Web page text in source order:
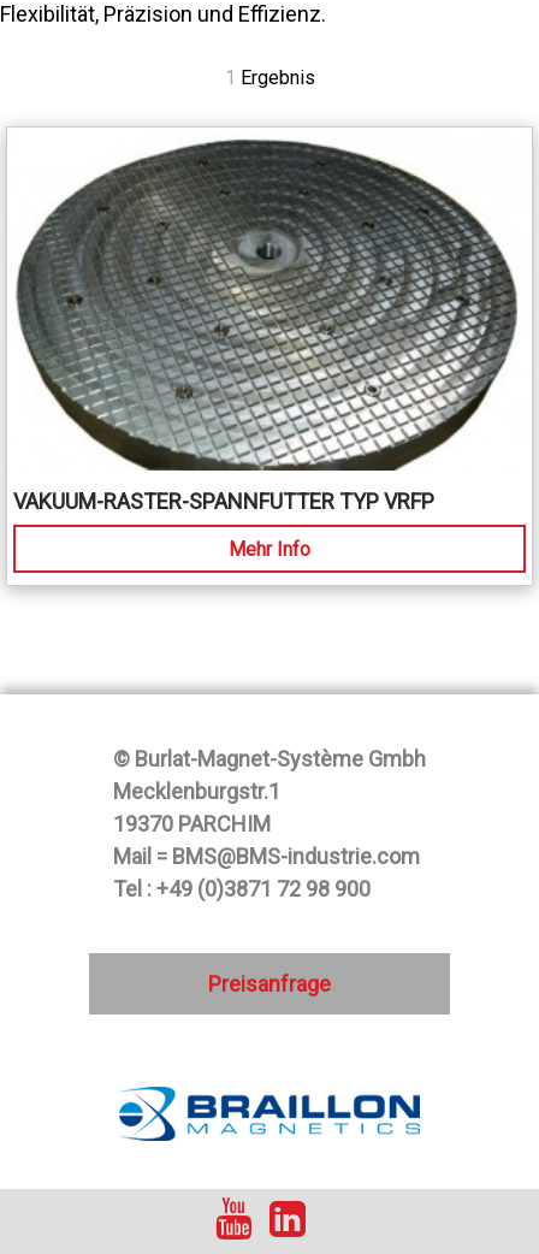
Flexibilität, Präzision und Effizienz.
1 Ergebnis
VAKUUM-RASTER-SPANNFUTTER TYP VRFP
Mehr Info
© Burlat-Magnet-Système Gmbh
Mecklenburgstr.1
19370 PARCHIM
Mail = BMS@BMS-industrie.com
Tel : +49 (0)3871 72 98 900
Preisanfrage